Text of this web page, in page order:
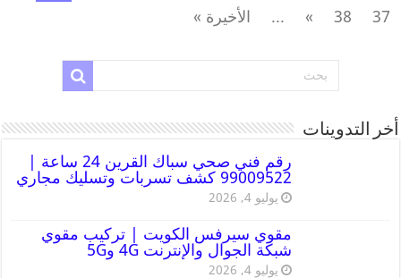
37
38
»
... الأخيرة »
أخر التدوينات
رقم فني صحي سباك القرين 24 ساعة |
99009522 كشف تسربات وتسليك مجاري
يوليو 4, 2026
مقوي سيرفس الكويت | تركيب مقوي
شبكة الجوال والإنترنت 4G و5G
يوليو 4, 2026